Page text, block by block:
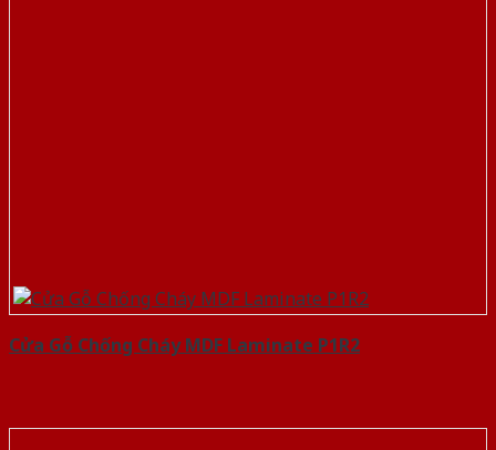
Cửa Gỗ Chống Cháy MDF Laminate P1R2